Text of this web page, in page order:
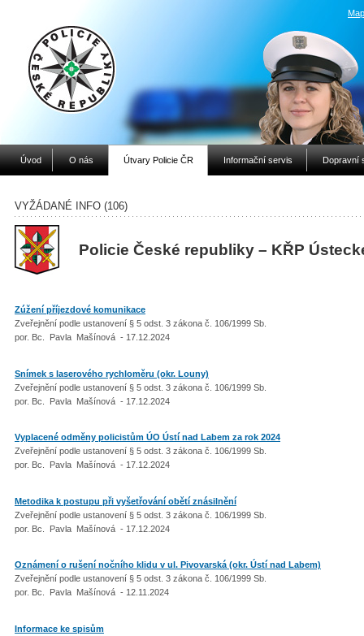
Úvod O nás Útvary Policie ČR Informační servis Dopravní
VYŽÁDANÉ INFO (106)
Policie České republiky – KŘP
Zúžení příjezdové komunikace
Zveřejnění podle ustanovení § 5 odst. 3 zákona č. 106/1999 Sb.
por. Bc. Pavla Mašínová - 17.12.2024
Snímek s laserového rychloměru (okr. Louny)
Zveřejnění podle ustanovení § 5 odst. 3 zákona č. 106/1999 Sb.
por. Bc. Pavla Mašínová - 17.12.2024
Vyplacené odměny policistům ÚO Ústí nad Labem za rok 2024
Zveřejnění podle ustanovení § 5 odst. 3 zákona č. 106/1999 Sb.
por. Bc. Pavla Mašínová - 17.12.2024
Metodika k postupu při vyšetřování obětí znásilnění
Zveřejnění podle ustanovení § 5 odst. 3 zákona č. 106/1999 Sb.
por. Bc. Pavla Mašínová - 17.12.2024
Oznámení o rušení nočního klidu v ul. Pivovarská (okr. Ústí nad Labem)
Zveřejnění podle ustanovení § 5 odst. 3 zákona č. 106/1999 Sb.
por. Bc. Pavla Mašínová - 12.11.2024
Informace ke spisům